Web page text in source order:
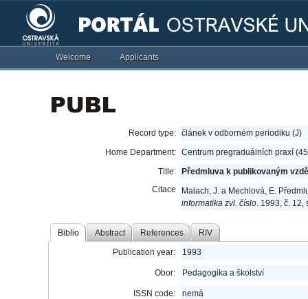
Welcome Applicants
Record type: článek v odborném periodiku (J)
Home Department: Centrum pregraduálních praxí
Title:
Předmluva k publikovaným
Citace
Malach, J. a Mechlová, E.
informatika zvl. číslo. 1993, č. 12,
Biblio Abstract References RIV
Publication year: 1993
Obor: Pedagogika a školství
ISSN code: nemá